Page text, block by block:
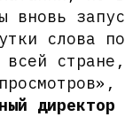
вновь
слова
всей
директор